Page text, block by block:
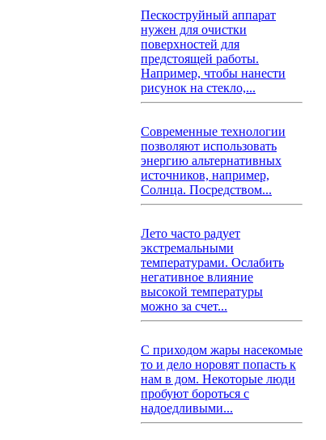
Пескоструйный аппарат
нужен для очистки
поверхностей для
предстоящей работы.
Например, чтобы нанести
рисунок на стекло,...
Современные технологии
позволяют использовать
энергию альтернативных
источников, например,
Солнца. Посредством...
Лето часто радует
экстремальными
температурами. Ослабить
негативное влияние
высокой температуры
можно за счет...
С приходом жары насекомые
то и дело норовят попасть к
нам в дом. Некоторые люди
пробуют бороться с
надоедливыми...